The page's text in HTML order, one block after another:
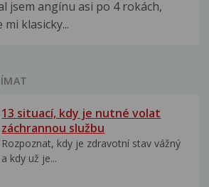
jsem angínu asi po 4 rokách,
mi klasicky...
13 situací, kdy je nutné volat
záchrannou službu
Rozpoznat, kdy je zdravotní stav vážný
a kdy už je...